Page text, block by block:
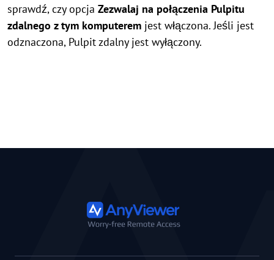
sprawdź, czy opcja Zezwalaj na połączenia Pulpitu
zdalnego z tym komputerem jest włączona. Jeśli jest
odznaczona, Pulpit zdalny jest wyłączony.